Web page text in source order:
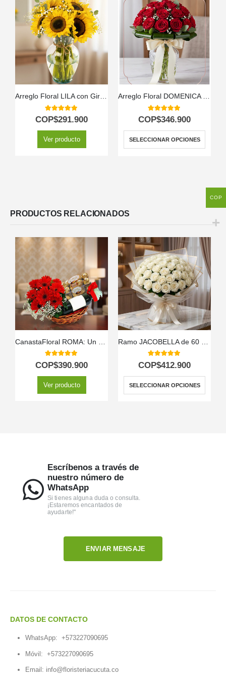
Arreglo Floral LILA con Girasoles: Un Regalo Radiante de Amor y Gratitud 🌻
5.00out of 5
COP$291.900
Ver producto
Arreglo Floral DOMENICA con 30 Rosas para Enamorar 🌹
5.00out of 5
COP$346.900
SELECCIONAR OPCIONES
PRODUCTOS RELACIONADOS
5.00out of 5
COP$390.900
Ver producto
5.00out of 5
COP$412.900
SELECCIONAR OPCIONES
Escríbenos a través de
nuestro número de
WhatsApp
Si tienes alguna duda o consulta.
¡Estaremos encantados de
ayudarte!"
ENVIAR MENSAJE
DATOS DE CONTACTO
WhatsApp: +573227090695
Móvil: +573227090695
Email: info@floristeriacucuta.co
COP